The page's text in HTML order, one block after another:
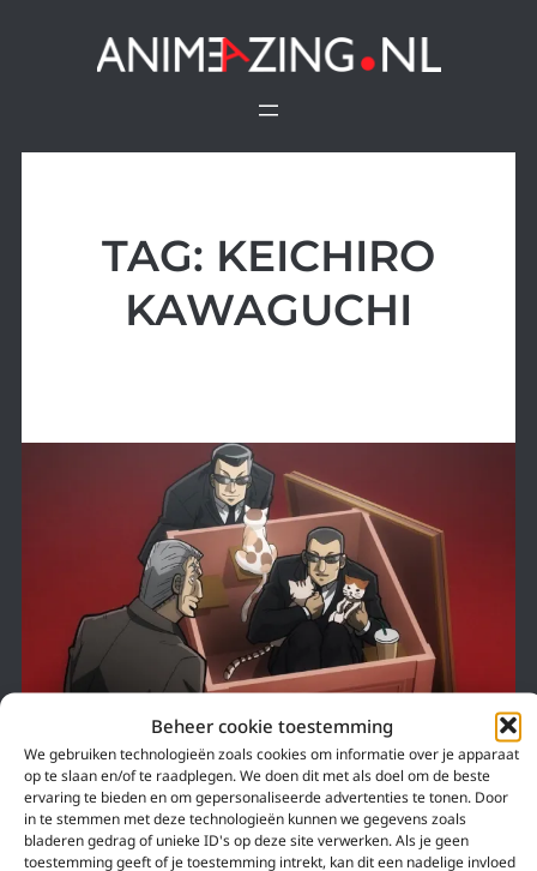
Beheer cookie toestemming
We gebruiken technologieën zoals cookies om informatie over je apparaat
op te slaan en/of te raadplegen. We doen dit met als doel om de beste
ervaring te bieden en om gepersonaliseerde advertenties te tonen. Door
in te stemmen met deze technologieën kunnen we gegevens zoals
bladeren gedrag of unieke ID's op deze site verwerken. Als je geen
toestemming geeft of je toestemming intrekt, kan dit een nadelige invloed
TAG: KEICHIRO
KAWAGUCHI
28 augustus 2019
MR. TONEGAWA MIDDLE MANAGEMENT BLUES:
BANAAL MAAR OVER-THE-TOP
Ooit was het een kleine niche, maar de laatste jaren is de populariteit van